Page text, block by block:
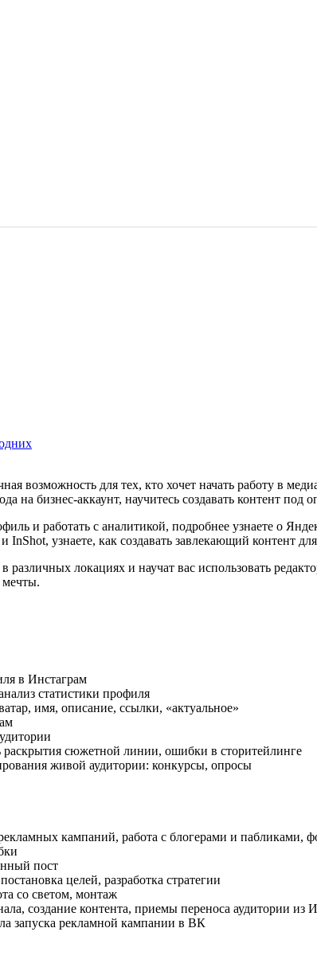
возможность для тех, кто хочет начать работу в
на бизнес-аккаунт, научитесь создавать контент под
и работать с аналитикой, подробнее узнаете о
узнаете, как создавать завлекающий контент
локациях и научат вас использовать
мечты.
в Инстаграм
статистики профиля
имя, описание, ссылки, «актуальное»
раскрытия сюжетной линии, ошибки в сторитейлинге
живой аудитории: конкурсы, опросы
кампаний, работа с блогерами и пабликами,
пост
целей, разработка стратегии
со светом, монтаж
создание контента, приемы переноса аудитории из
запуска рекламной кампании в ВК